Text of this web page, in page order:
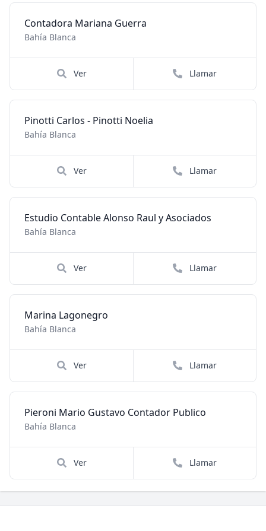
Contadora Mariana Guerra
Bahía Blanca
Ver Llamar
Pinotti Carlos - Pinotti Noelia
Bahía Blanca
Ver Llamar
Estudio Contable Alonso Raul y Asociados
Bahía Blanca
Ver Llamar
Marina Lagonegro
Bahía Blanca
Ver Llamar
Pieroni Mario Gustavo Contador Publico
Bahía Blanca
Ver Llamar